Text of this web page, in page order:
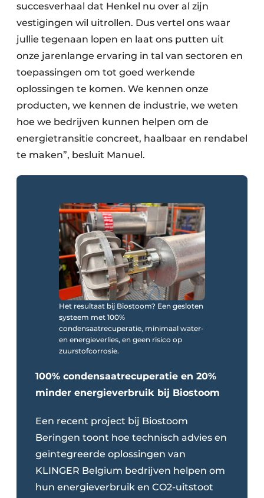
succesverhaal dat Henkel nu over al zijn
vestigingen wil uitrollen. Dus vertel ons waar
jullie tegenaan lopen en laat ons putten uit
onze jarenlange ervaring in tal van sectoren en
toepassingen om tot goed werkende
oplossingen te komen. We kennen onze
producten, we kennen de industrie, we weten
hoe we bedrijven kunnen helpen om de
energietransitie concreet, haalbaar en rendabel
te maken”, besluit Manuel.
Het resultaat bij Biostoom? Een gesloten
systeem met 100%
condensaatrecuperatie, minimaal water-
en energieverlies, en geen risico op
zuurstofcorrosie.
100% condensaatrecuperatie en 20%
minder energieverbruik bij Biostoom
Een recent project bij Biostoom
Beringen toont hoe technisch advies en
geïntegreerde oplos­singen van
KLINGER Belgium bedrijven helpen om
hun energieverbruik en CO2-uitstoot